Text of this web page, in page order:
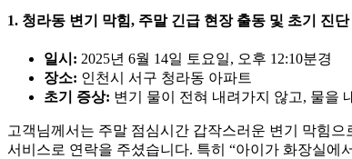
1. 청라동 변기 막힘, 주말 긴급 현장 출동 및 초기 진단
일시: 2025년 6월 14일 토요일, 오후 12:10분경
장소: 인천시 서구 청라동 아파트
초기 증상: 변기 물이 전혀 내려가지 않고, 물을
고객님께서는 주말 점심시간 갑작스러운 변기 막힘
서비스로 연락을 주셨습니다. 특히 “아이가 화장실에